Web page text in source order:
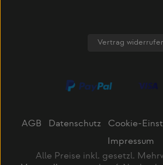
Vertrag
AGB Datenschutz Cookie-
Impressum
Alle Preise inkl. gesetzl.